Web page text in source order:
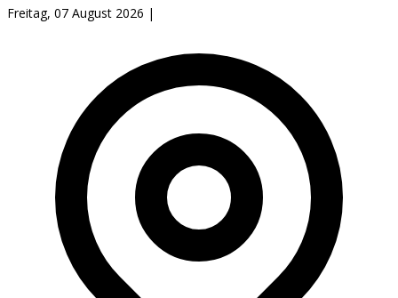
Freitag, 07 August 2026 |